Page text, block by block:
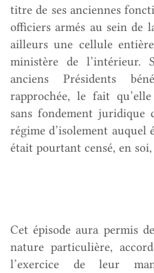
titre de ses anciennes
officiers armés au sein de
ailleurs une cellule
ministère de l’intérieur.
anciens Présidents
rapprochée, le fait
sans fondement
régime d’isolement auquel
était pourtant censé, en
Cet épisode aura permis
nature particulière,
l’exercice de leur